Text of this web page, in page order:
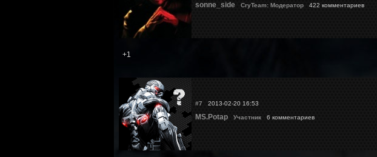
sonne_side CryTeam: Модератор422 комментариев
+1
#7 2013-02-20 16:53
MS.Potap Участник6 комментариев